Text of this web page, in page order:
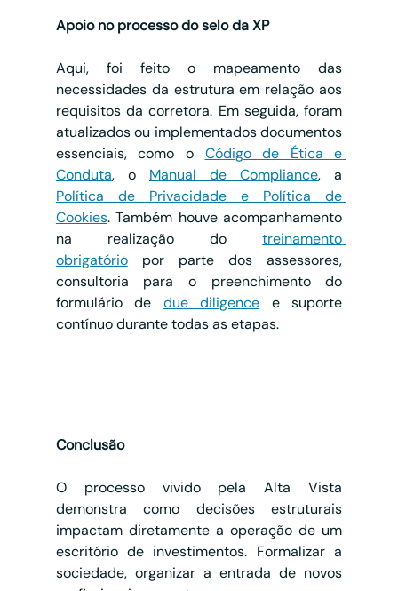
Apoio no processo do selo da XP
Aqui, foi feito o mapeamento das
necessidades da estrutura em relação aos
requisitos da corretora. Em seguida, foram
atualizados ou implementados documentos
essenciais, como o Código de Ética e
Conduta, o Manual de Compliance
Política de Privacidade e Política de
Cookies. Também houve acompanhamento
na realização do treinamento
obrigatório por parte dos assessores,
consultoria para o preenchimento do
formulário de due diligence e suporte
contínuo durante todas as etapas.
Conclusão
O processo vivido pela Alta Vista
demonstra como decisões estruturais
impactam diretamente a operação de um
escritório de investimentos. Formalizar a
sociedade, organizar a entrada de novos